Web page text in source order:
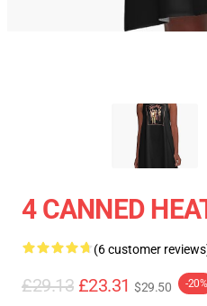
4 CANNED
(6 customer
£29.13 £23.31 $29.50 -20%